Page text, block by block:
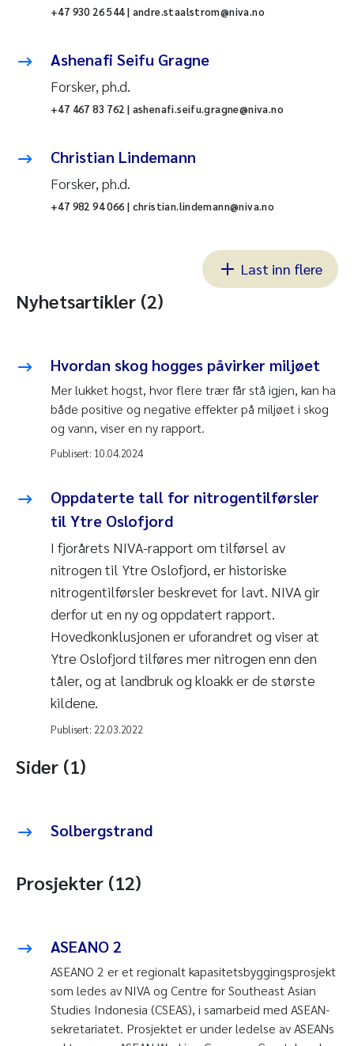
+47 930 26 544 | andre.staalstrom@niva.no
Ashenafi Seifu Gragne
Forsker, ph.d.
+47 467 83 762 | ashenafi.seifu.gragne@niva.no
Christian Lindemann
Forsker, ph.d.
+47 982 94 066 | christian.lindemann@niva.no
Last inn flere
Nyhetsartikler (2)
Hvordan skog hogges påvirker miljøet
Mer lukket hogst, hvor flere trær får stå igjen, kan ha
både positive og negative effekter på miljøet i skog
og vann, viser en ny rapport.
Publisert: 10.04.2024
Oppdaterte tall for nitrogentilførsler
til Ytre Oslofjord
I fjorårets NIVA-rapport om tilførsel av
nitrogen til Ytre Oslofjord, er historiske
nitrogentilførsler beskrevet for lavt. NIVA gir
derfor ut en ny og oppdatert rapport.
Hovedkonklusjonen er uforandret og viser at
Ytre Oslofjord tilføres mer nitrogen enn den
tåler, og at landbruk og kloakk er de største
kildene.
Publisert: 22.03.2022
Sider (1)
Solbergstrand
Prosjekter (12)
ASEANO 2
ASEANO 2 er et regionalt kapasitetsbyggingsprosjekt
som ledes av NIVA og Centre for Southeast Asian
Studies Indonesia (CSEAS), i samarbeid med ASEAN-
sekretariatet. Prosjektet er under ledelse av ASEANs